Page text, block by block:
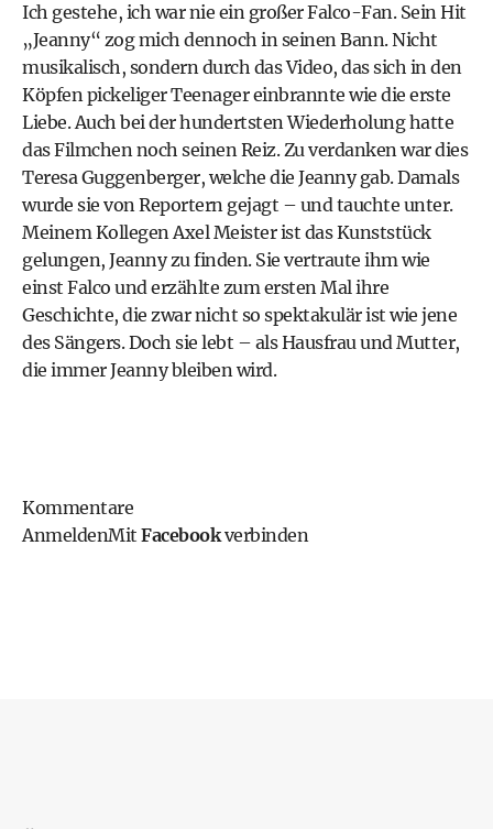
Ich gestehe, ich war nie ein großer Falco-Fan. Sein Hit
„Jeanny“ zog mich dennoch in seinen Bann. Nicht
musikalisch, sondern durch das Video, das sich in den
Köpfen pickeliger Teenager einbrannte wie die erste
Liebe. Auch bei der hundertsten Wiederholung hatte
das Filmchen noch seinen Reiz. Zu verdanken war dies
Teresa Guggenberger, welche die Jeanny gab. Damals
wurde sie von Reportern gejagt – und tauchte unter.
Meinem Kollegen Axel Meister ist das Kunststück
gelungen, Jeanny zu finden. Sie vertraute ihm wie
einst Falco und erzählte zum ersten Mal ihre
Geschichte, die zwar nicht so spektakulär ist wie jene
des Sängers. Doch sie lebt – als Hausfrau und Mutter,
die immer Jeanny bleiben wird.
Kommentare
AnmeldenMit Facebookverbinden